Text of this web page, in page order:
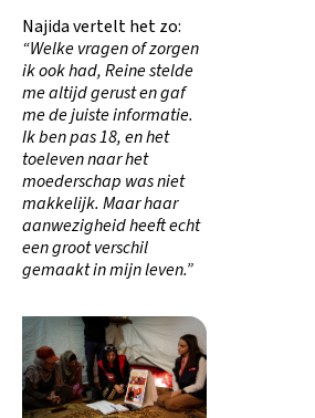
Najida vertelt het zo:
“Welke vragen of zorgen
ik ook had, Reine stelde
me altijd gerust en gaf
me de juiste informatie.
Ik ben pas 18, en het
toeleven naar het
moederschap was niet
makkelijk. Maar haar
aanwezigheid heeft echt
een groot verschil
gemaakt in mijn leven.”